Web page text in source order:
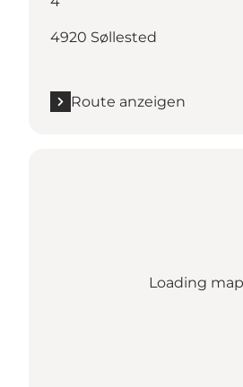
4920 Søllested
Route anzeigen
Loading